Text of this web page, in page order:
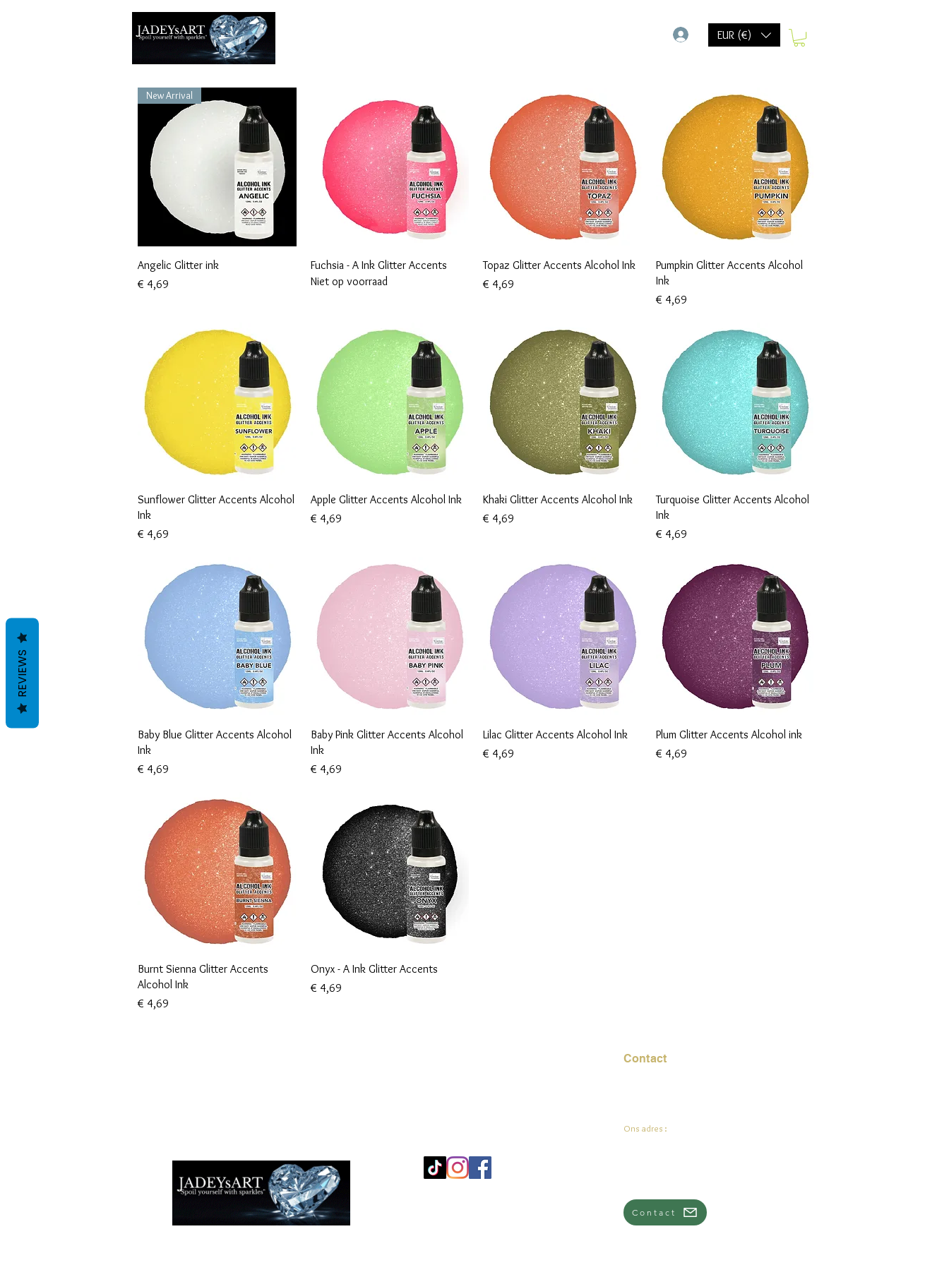
EUR (€)
Snel overzicht
New Arrival
Angelic Glitter ink
Prijs
€ 4,69
Snel overzicht
Fuchsia - A Ink Glitter Accents
Niet op voorraad
Snel overzicht
Topaz Glitter Accents Alcohol Ink
Prijs
€ 4,69
Snel overzicht
Pumpkin Glitter Accents Alcohol
Ink
Prijs
€ 4,69
Snel overzicht
Sunflower Glitter Accents Alcohol
Ink
Prijs
€ 4,69
Snel overzicht
Apple Glitter Accents Alcohol Ink
Prijs
€ 4,69
Snel overzicht
Khaki Glitter Accents Alcohol Ink
Prijs
€ 4,69
Snel overzicht
Turquoise Glitter Accents Alcohol
Ink
Prijs
€ 4,69
Snel overzicht
Baby Blue Glitter Accents Alcohol
Ink
Prijs
€ 4,69
Snel overzicht
Baby Pink Glitter Accents Alcohol
Ink
Prijs
€ 4,69
Snel overzicht
Lilac Glitter Accents Alcohol Ink
Prijs
€ 4,69
Snel overzicht
Plum Glitter Accents Alcohol ink
Prijs
€ 4,69
Snel overzicht
Burnt Sienna Glitter Accents
Alcohol Ink
Prijs
€ 4,69
Snel overzicht
Onyx - A Ink Glitter Accents
Prijs
€ 4,69
Contact
Ons adres :
Contact
REVIEWS